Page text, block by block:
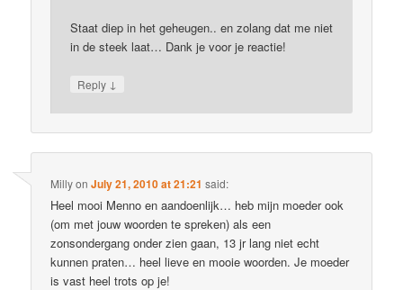
Staat diep in het geheugen.. en zolang dat me niet
in de steek laat… Dank je voor je reactie!
Reply ↓
MillyonJuly 21, 2010 at 21:21 said:
Heel mooi Menno en aandoenlijk… heb mijn moeder ook
(om met jouw woorden te spreken) als een
zonsondergang onder zien gaan, 13 jr lang niet echt
kunnen praten… heel lieve en mooie woorden. Je moeder
is vast heel trots op je!